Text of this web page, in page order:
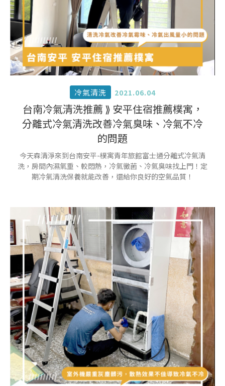
冷氣清洗 2021.06.04
台南冷氣清洗推薦 ⟫ 安平住宿推薦樸寓，
分離式冷氣清洗改善冷氣臭味、冷氣不冷
的問題
今天森清淨來到台南安平-樸寓青年旅館富士通分離式冷氣清
洗，房間內濕氣重、較悶熱，冷氣黴菌、冷氣臭味找上門！定
期冷氣清洗保養就能改善，還給你良好的空氣品質！